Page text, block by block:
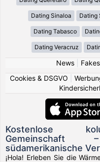
Dating Sinaloa Dating
Dating Tabasco
Dating Veracruz
News| Fakes
Cookies & DSGVO
Kostenlose
südamerikanische
¡Hola! Erleben Sie die